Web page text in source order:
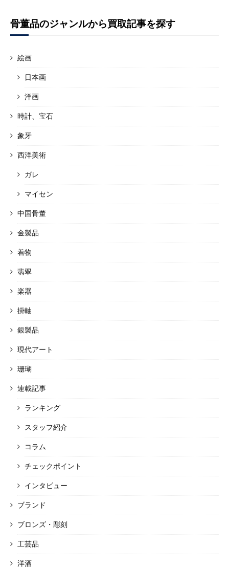
骨董品のジャンルから買取記事を探す
絵画
日本画
洋画
時計、宝石
象牙
西洋美術
ガレ
マイセン
中国骨董
金製品
着物
翡翠
楽器
掛軸
銀製品
現代アート
珊瑚
連載記事
ランキング
スタッフ紹介
コラム
チェックポイント
インタビュー
ブランド
ブロンズ・彫刻
工芸品
洋酒